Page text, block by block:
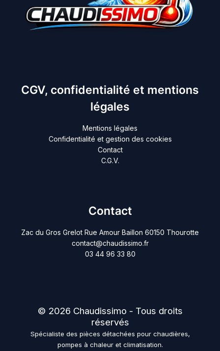
CGV, confidentialité et mentions
légales
Mentions légales
Confidentialité et gestion des cookies
Contact
C.G.V.
Contact
Zac du Gros Grelot Rue Amour Baillon 60150 Thourotte
contact@chaudissimo.fr
03 44 96 33 80
© 2026 Chaudissimo - Tous droits
réservés
Spécialiste des pièces détachées pour chaudières,
pompes à chaleur et climatisation.